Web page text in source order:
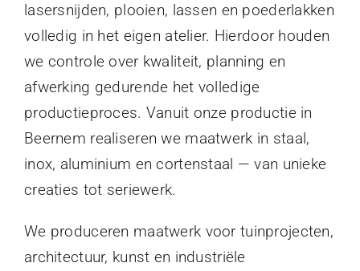
lasersnijden, plooien, lassen en poederlakken
volledig in het eigen atelier. Hierdoor houden
we controle over kwaliteit, planning en
afwerking gedurende het volledige
productieproces. Vanuit onze productie in
Beernem realiseren we maatwerk in staal,
inox, aluminium en cortenstaal — van unieke
creaties tot seriewerk.
We produceren maatwerk voor tuinprojecten,
architectuur, kunst en industriële